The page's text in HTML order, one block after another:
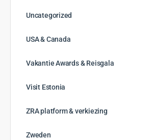
Uncategorized
USA & Canada
Vakantie Awards & Reisgala
Visit Estonia
ZRA platform & verkiezing
Zweden